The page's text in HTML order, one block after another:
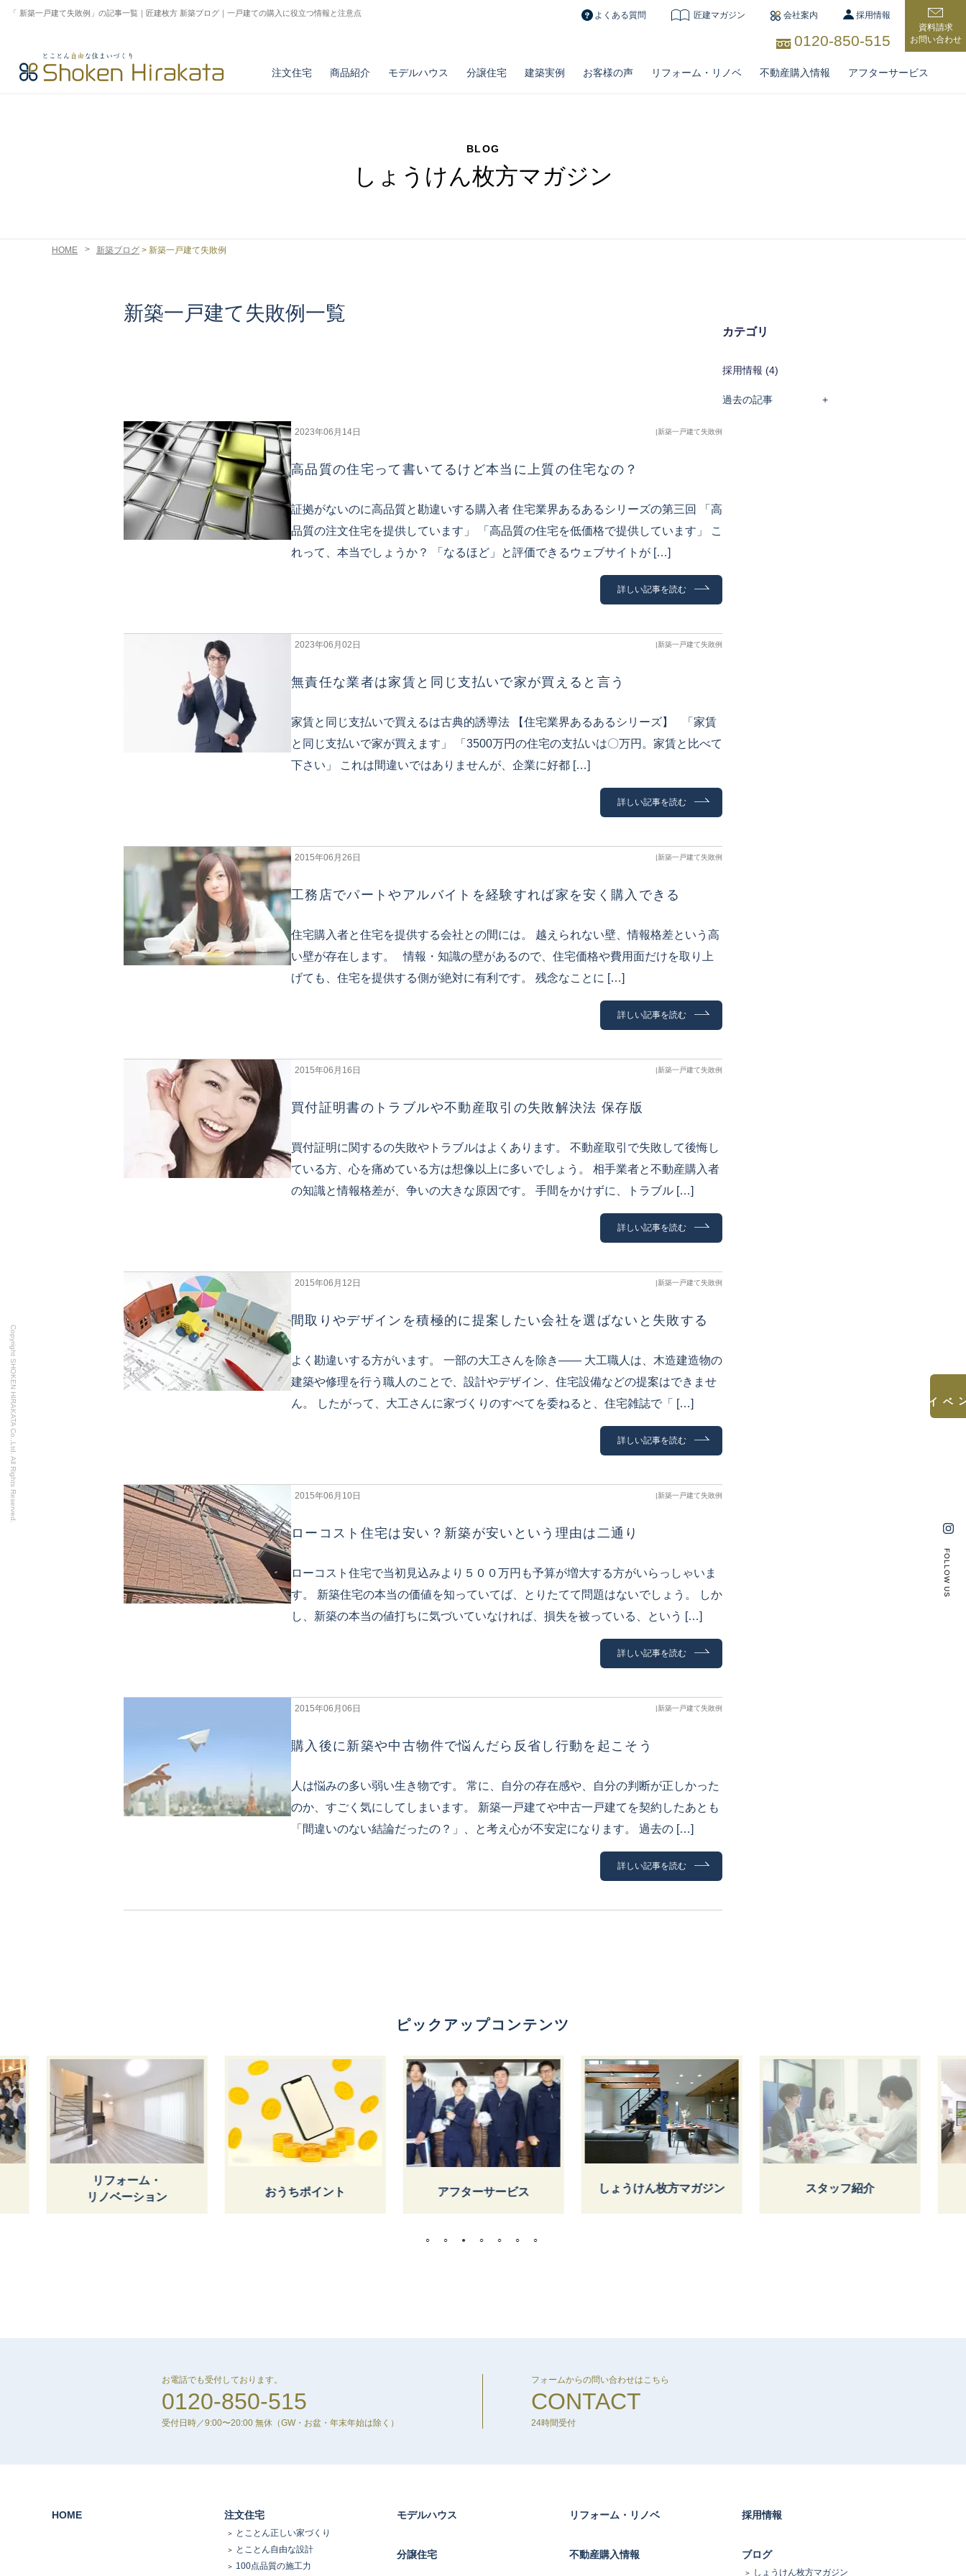
「 新築一戸建て失敗例」の記事一覧｜匠建枚方 新築ブログ｜一戸建ての購入に役立つ情報と注意点 よくある質問 匠建マガジン 会社案内 採用情報
0120-850-515
資料請求
お問い合わせ
注文住宅 商品紹介 モデルハウス 分譲住宅 建築実例 お客様の声 リフォーム・リノベ 不動産購入情報 アフターサービス
BLOG
しょうけん枚方マガジン
Copyright SHOKEN HIRAKATA Co.,Ltd. All Rights Reserved.
FOLLOW US
HOME 新築ブログ > 新築一戸建て失敗例
新築一戸建て失敗例一覧
2023年06月14日 |新築一戸建て失敗例
高品質の住宅って書いてるけど本当に上質の住宅なの？
証拠がないのに高品質と勘違いする購入者 住宅業界あるあるシリーズの第三回 「高
品質の注文住宅を提供しています」 「高品質の住宅を低価格で提供しています」 こ
れって、本当でしょうか？ 「なるほど」と評価できるウェブサイトが […]
詳しい記事を読む
2023年06月02日 |新築一戸建て失敗例
無責任な業者は家賃と同じ支払いで家が買えると言う
家賃と同じ支払いで買えるは古典的誘導法 【住宅業界あるあるシリーズ】 「家賃
と同じ支払いで家が買えます」 「3500万円の住宅の支払いは〇万円。家賃と比べて
下さい」 これは間違いではありませんが、企業に好都 […]
詳しい記事を読む
2015年06月26日 |新築一戸建て失敗例
工務店でパートやアルバイトを経験すれば家を安く購入できる
住宅購入者と住宅を提供する会社との間には。 越えられない壁、情報格差という高
い壁が存在します。 情報・知識の壁があるので、住宅価格や費用面だけを取り上
げても、住宅を提供する側が絶対に有利です。 残念なことに […]
詳しい記事を読む
2015年06月16日 |新築一戸建て失敗例
買付証明書のトラブルや不動産取引の失敗解決法 保存版
買付証明に関するの失敗やトラブルはよくあります。 不動産取引で失敗して後悔し
ている方、心を痛めている方は想像以上に多いでしょう。 相手業者と不動産購入者
の知識と情報格差が、争いの大きな原因です。 手間をかけずに、トラブル […]
詳しい記事を読む
2015年06月12日 |新築一戸建て失敗例
間取りやデザインを積極的に提案したい会社を選ばないと失敗する
よく勘違いする方がいます。 一部の大工さんを除き―― 大工職人は、木造建造物の
建築や修理を行う職人のことで、設計やデザイン、住宅設備などの提案はできませ
ん。 したがって、大工さんに家づくりのすべてを委ねると、住宅雑誌で「 […]
詳しい記事を読む
2015年06月10日 |新築一戸建て失敗例
ローコスト住宅は安い？新築が安いという理由は二通り
ローコスト住宅で当初見込みより５００万円も予算が増大する方がいらっしゃいま
す。 新築住宅の本当の価値を知っていてば、とりたてて問題はないでしょう。 しか
し、新築の本当の値打ちに気づいていなければ、損失を被っている、という […]
詳しい記事を読む
2015年06月06日 |新築一戸建て失敗例
購入後に新築や中古物件で悩んだら反省し行動を起こそう
人は悩みの多い弱い生き物です。 常に、自分の存在感や、自分の判断が正しかった
のか、すごく気にしてしまいます。 新築一戸建てや中古一戸建てを契約したあとも
「間違いのない結論だったの？」、と考え心が不安定になります。 過去の […]
詳しい記事を読む
カテゴリ
採用情報 (4)
過去の記事
ピックアップコンテンツ
リフォーム・
リノベーション
おうちポイント アフターサービス しょうけん枚方マガジン スタッフ紹介
お電話でも受付しております。
0120-850-515
受付日時／9:00〜20:00 無休（GW・お盆・年末年始は除く）
フォームからの問い合わせはこちら
CONTACT
24時間受付
HOME 注文住宅
とことん正しい家づくり
とことん自由な設計
100点品質の施工力
モデルハウス
分譲住宅
リフォーム・リノベ
不動産購入情報
採用情報
ブログ
しょうけん枚方マガジン